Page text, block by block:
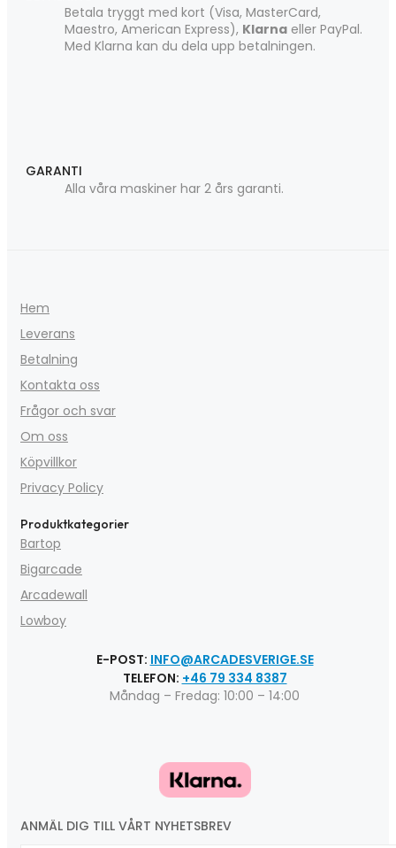
Betala tryggt med kort (Visa, MasterCard,
Maestro, American Express), Klarna eller PayPal.
Med Klarna kan du dela upp betalningen.
GARANTI
Alla våra maskiner har 2 års garanti.
Hem
Leverans
Betalning
Kontakta oss
Frågor och svar
Om oss
Köpvillkor
Privacy Policy
Produktkategorier
Bartop
Bigarcade
Arcadewall
Lowboy
E-POST: INFO@ARCADESVERIGE.SE
TELEFON: +46 79 334 8387
Måndag – Fredag: 10:00 – 14:00
ANMÄL DIG TILL VÅRT NYHETSBREV